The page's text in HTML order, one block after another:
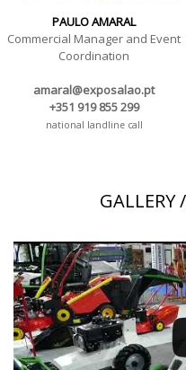
PAULO AMARAL
Commercial Manager and Event
Coordination
amaral@exposalao.pt
+351 919 855 299
national landline call